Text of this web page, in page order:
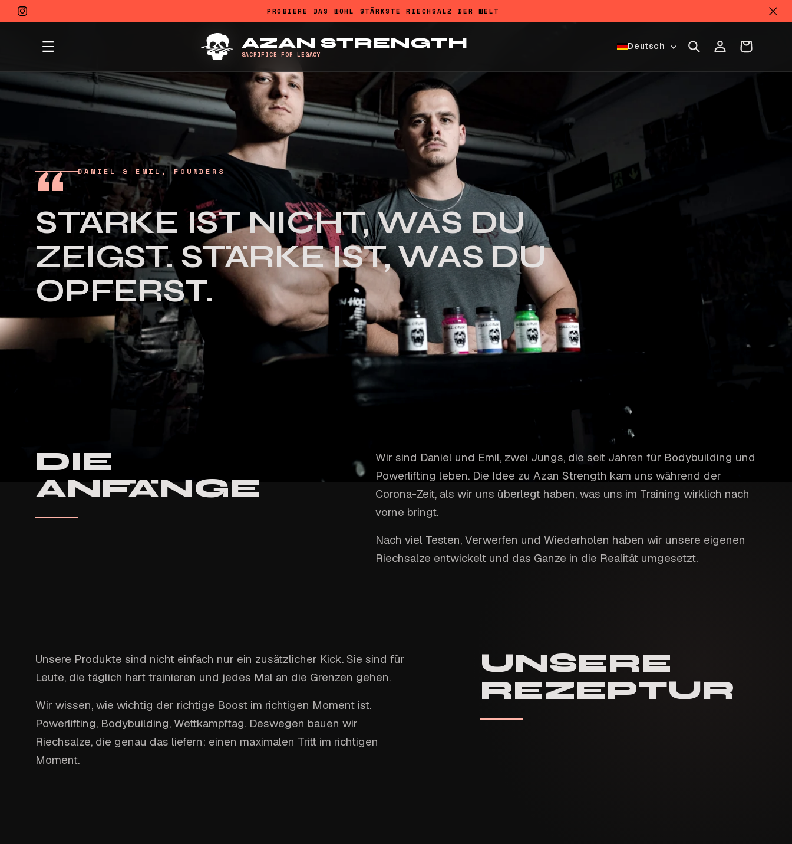
DIREKT
ZUM
INHALT
Instagram
PROBIERE DAS WOHL STÄRKSTE RIECHSALZ DER WELT
AZAN STRENGTH
SACRIFICE FOR LEGACY
S
P
R
A
Deutsch EinloggenWarenkorb
DANIEL & EMIL, FOUNDERS
STÄRKE IST NICHT, WAS DU
ZEIGST. STÄRKE IST, WAS DU
OPFERST.
DIE
ANFÄNGE
Wir sind Daniel und Emil, zwei Jungs, die seit Jahren für Bodybuilding und
Powerlifting leben. Die Idee zu Azan Strength kam uns während der
Corona-Zeit, als wir uns überlegt haben, was uns im Training wirklich nach
vorne bringt.
Nach viel Testen, Verwerfen und Wiederholen haben wir unsere eigenen
Riechsalze entwickelt und das Ganze in die Realität umgesetzt.
UNSERE
REZEPTUR
Unsere Produkte sind nicht einfach nur ein zusätzlicher Kick. Sie sind für
Leute, die täglich hart trainieren und jedes Mal an die Grenzen gehen.
Wir wissen, wie wichtig der richtige Boost im richtigen Moment ist.
Powerlifting, Bodybuilding, Wettkampftag. Deswegen bauen wir
Riechsalze, die genau das liefern: einen maximalen Tritt im richtigen
Moment.